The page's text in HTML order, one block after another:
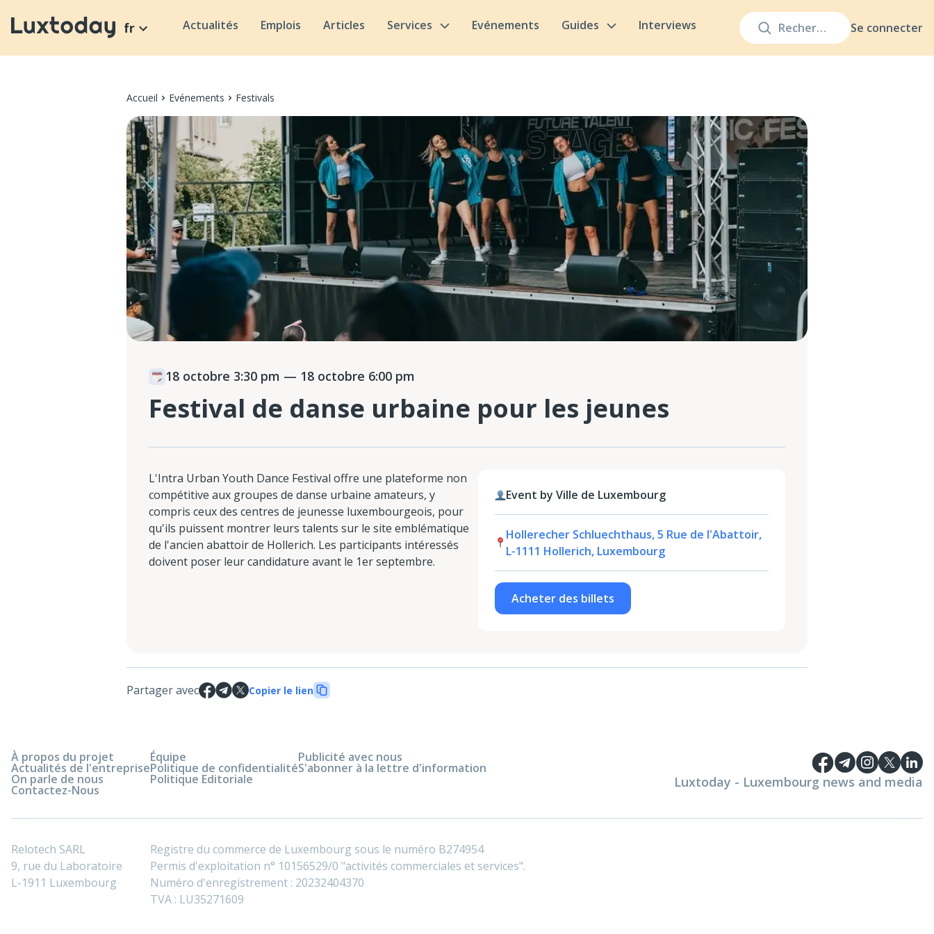
Se connecter
fr Actualités Emplois Articles Services Evénements Guides Interviews
Accueil Evénements Festivals
18 octobre 3:30 pm — 18 octobre 6:00 pm
Festival de danse urbaine pour les jeunes
L'Intra Urban Youth Dance Festival offre une plateforme non
compétitive aux groupes de danse urbaine amateurs, y
compris ceux des centres de jeunesse luxembourgeois, pour
qu'ils puissent montrer leurs talents sur le site emblématique
de l'ancien abattoir de Hollerich. Les participants intéressés
doivent poser leur candidature avant le 1er septembre.
Event by Ville de Luxembourg
Hollerecher Schluechthaus, 5 Rue de l'Abattoir,
L-1111 Hollerich, Luxembourg
Acheter des billets
Partager avec Copier le lien
À propos du projet
Actualités de l'entreprise
On parle de nous
Contactez-Nous
Équipe
Politique de confidentialité
Politique Editoriale
Publicité avec nous
S'abonner à la lettre d'information
Luxtoday - Luxembourg news and media
Relotech SARL
9, rue du Laboratoire
L-1911 Luxembourg
Registre du commerce de Luxembourg sous le numéro B274954
Permis d'exploitation n° 10156529/0 "activités commerciales et services".
Numéro d'enregistrement : 20232404370
TVA : LU35271609